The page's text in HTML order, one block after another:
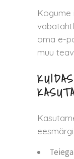
Kogume
oma e-
muu